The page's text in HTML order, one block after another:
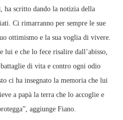
ha scritto dando la notizia della
Ci rimarranno per sempre le sue
ottimismo e la sua voglia di vivere.
lui e che lo fece risalire dall’abisso,
di vita e contro ogni odio
ci ha insegnato la memoria che lui
a papà la terra che lo accoglie e
aggiunge Fiano.